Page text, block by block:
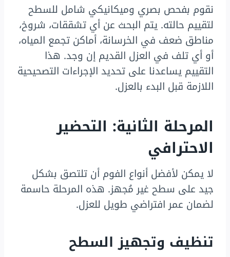
نقوم بفحص بصري وميكانيكي شامل للسطح
لتقييم حالته. يتم البحث عن أي تشققات، شروخ،
مناطق ضعف في الخرسانة، أماكن تجمع المياه،
أو أي تلف في العزل القديم إن وجد. هذا
التقييم يساعدنا على تحديد الإجراءات التصحيحية
اللازمة قبل البدء بالعزل.
المرحلة الثانية: التحضير
الاحترافي
لا يمكن لأفضل أنواع الفوم أن تلتصق بشكل
جيد على سطح غير مُجهز. هذه المرحلة حاسمة
لضمان عمر افتراضي طويل للعزل.
تنظيف وتجهيز السطح